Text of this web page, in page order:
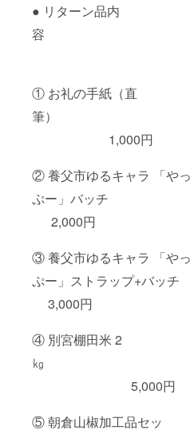
● リターン品内
容
① お礼の手紙（直
筆）
1,000円
② 養父市ゆるキャラ 「やっ
ぷー」バッチ
2,000円
③ 養父市ゆるキャラ 「やっ
ぷー」ストラップ+バッチ
3,000円
④ 別宮棚田米 2
㎏
5,000円
⑤ 朝倉山椒加工品セッ